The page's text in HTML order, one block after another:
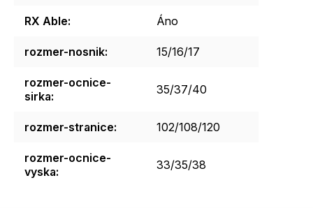
RX Able: Áno
rozmer-nosnik: 15/16/17
rozmer-ocnice-
sirka: 35/37/40
rozmer-stranice: 102/108/120
rozmer-ocnice-
vyska: 33/35/38